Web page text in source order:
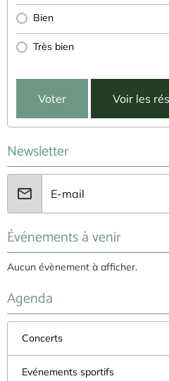
Bien
Très bien
Voter Voir les
Newsletter
Événements à venir
Aucun évènement à afficher.
Agenda
Concerts
Evénements sportifs